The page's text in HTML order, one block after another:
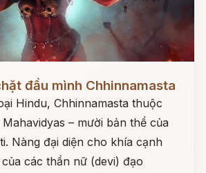
đầu mình Chhinnamasta
Hindu, Chhinnamasta thuộc
– mười bản thể của
Nàng đại diện cho khía cạnh
các thần nữ (devi) đạo